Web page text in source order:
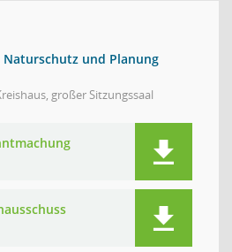
und Planung
großer Sitzungssaal